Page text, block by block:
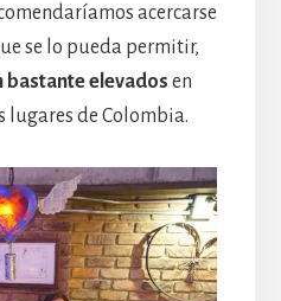
acercarse
se lo pueda permitir,
bastante elevados en
lugares de Colombia.